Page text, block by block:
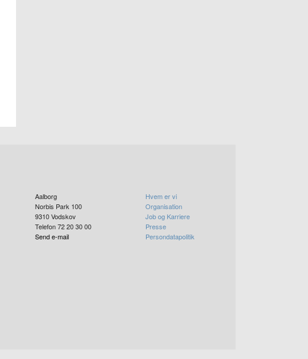
Aalborg
Norbis Park 100
9310 Vodskov
Telefon 72 20 30 00
Send e-mail
Hvem er vi
Organisation
Job og Karriere
Presse
Persondatapolitik